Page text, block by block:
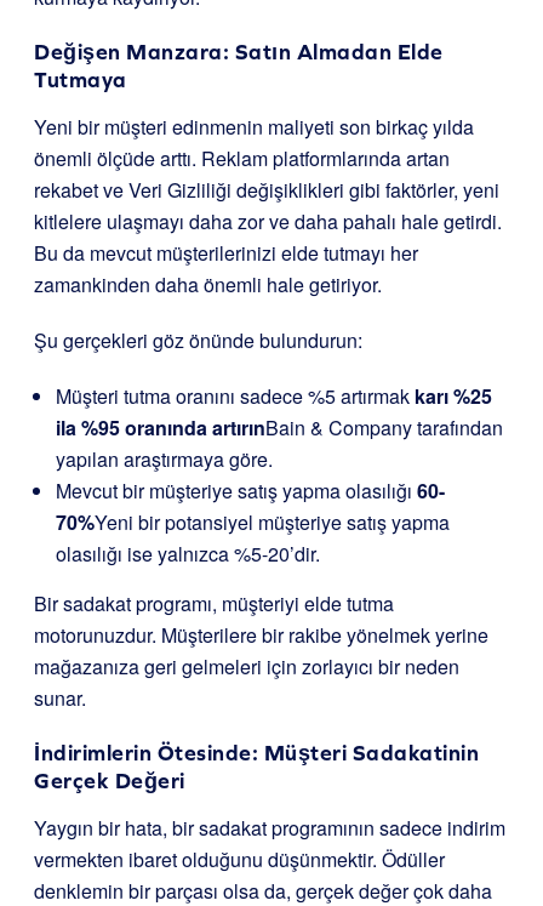
Değişen Manzara: Satın Almadan Elde
Tutmaya
Yeni bir müşteri edinmenin maliyeti son birkaç yılda
önemli ölçüde arttı. Reklam platformlarında artan
rekabet ve Veri Gizliliği değişiklikleri gibi faktörler, yeni
kitlelere ulaşmayı daha zor ve daha pahalı hale getirdi.
Bu da mevcut müşterilerinizi elde tutmayı her
zamankinden daha önemli hale getiriyor.
Şu gerçekleri göz önünde bulundurun:
Müşteri tutma oranını sadece %5 artırmak karı %25
ila %95 oranında artırınBain & Company tarafından
yapılan araştırmaya göre.
Mevcut bir müşteriye satış yapma olasılığı 60-
70%Yeni bir potansiyel müşteriye satış yapma
olasılığı ise yalnızca %5-20’dir.
Bir sadakat programı, müşteriyi elde tutma
motorunuzdur. Müşterilere bir rakibe yönelmek yerine
mağazanıza geri gelmeleri için zorlayıcı bir neden
sunar.
İndirimlerin Ötesinde: Müşteri Sadakatinin
Gerçek Değeri
Yaygın bir hata, bir sadakat programının sadece indirim
vermekten ibaret olduğunu düşünmektir. Ödüller
denklemin bir parçası olsa da, gerçek değer çok daha